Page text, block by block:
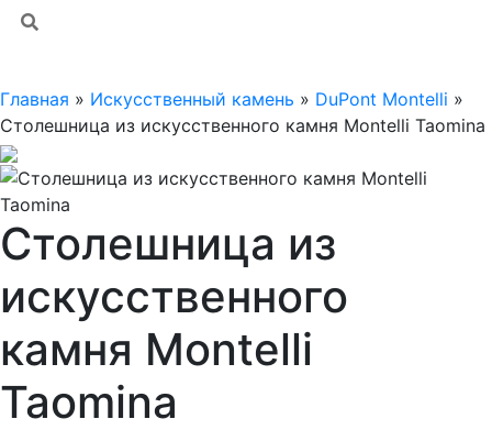
Главная » Искусственный камень » DuPont Montelli »
Столешница из искусственного камня Montelli Taomina
Столешница из
искусственного
камня Montelli
Taomina